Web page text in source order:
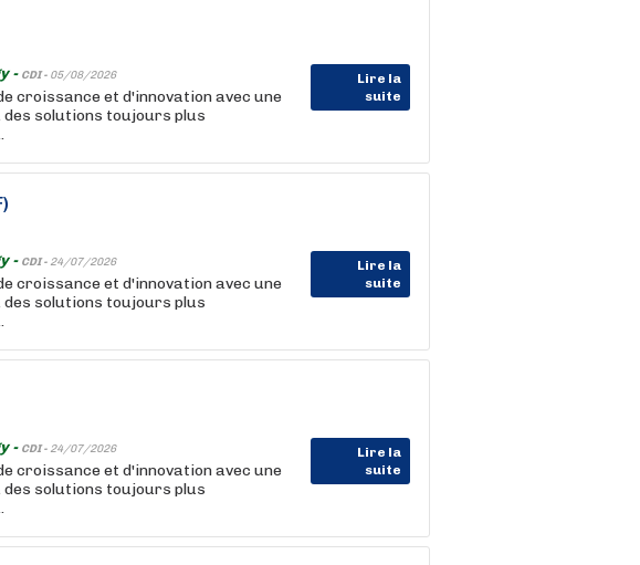
- CDI - 05/08/2026
Lire la
suite
croissance et d'innovation avec une
des solutions toujours plus
- CDI - 24/07/2026
Lire la
suite
croissance et d'innovation avec une
des solutions toujours plus
- CDI - 24/07/2026
Lire la
suite
croissance et d'innovation avec une
des solutions toujours plus